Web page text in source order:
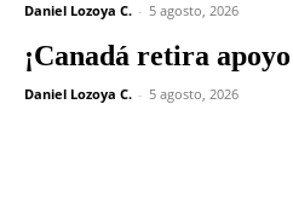
Daniel Lozoya C. - 5 agosto, 2026
¡Canadá retira
Daniel Lozoya C. - 5 agosto, 2026